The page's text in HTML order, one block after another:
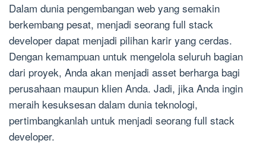
Dalam dunia pengembangan web yang semakin
berkembang pesat, menjadi seorang full stack
developer dapat menjadi pilihan karir yang cerdas.
Dengan kemampuan untuk mengelola seluruh bagian
dari proyek, Anda akan menjadi asset berharga bagi
perusahaan maupun klien Anda. Jadi, jika Anda ingin
meraih kesuksesan dalam dunia teknologi,
pertimbangkanlah untuk menjadi seorang full stack
developer.